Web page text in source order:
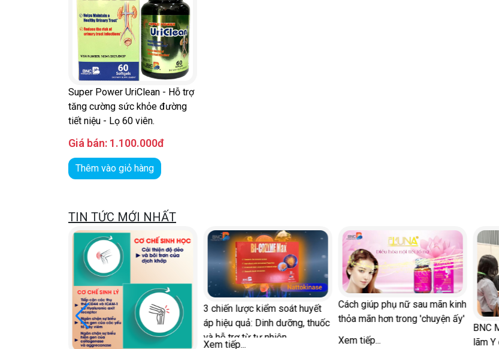
Super Power UriClean - Hỗ trợ
tăng cường sức khỏe đường
tiết niệu - Lọ 60 viên.
Giá bán: 1.100.000đ
Thêm vào giỏ hàng
TIN TỨC MỚI NHẤT
3 chiến lược kiểm soát huyết
áp hiệu quả: Dinh dưỡng, thuốc
và hỗ trợ từ tự nhiên
Xem tiếp...
Cách giúp phụ nữ sau mãn kinh
thỏa mãn hơn trong 'chuyện ấy'
Xem tiếp...
BNC Medipharm tham gia Triển
lãm Y dược HCM 2026